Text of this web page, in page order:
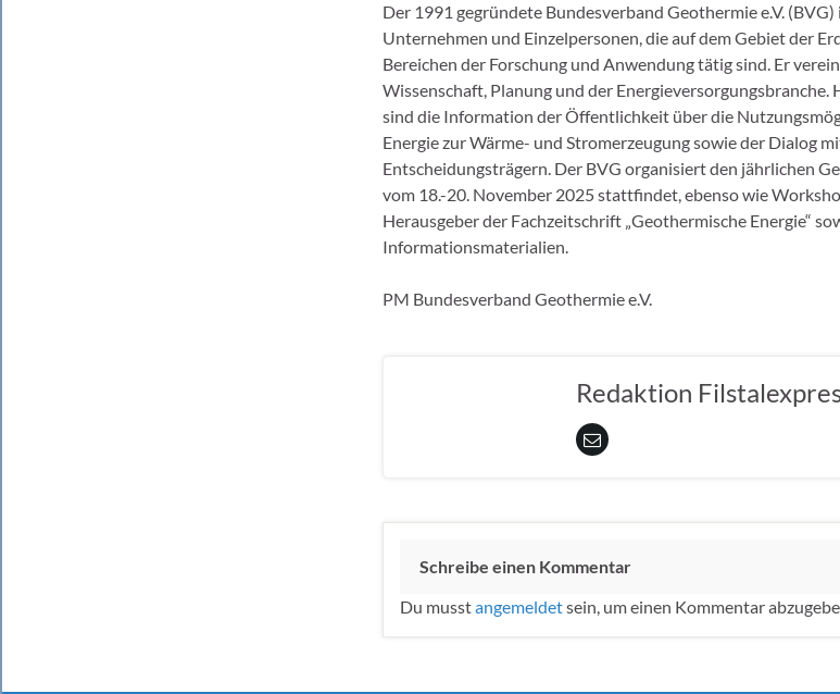
Der 1991 gegründete Bundesverband Geothermie e.V.
Unternehmen und Einzelpersonen, die auf dem Gebiet der
Bereichen der Forschung und Anwendung tätig sind. Er
Wissenschaft, Planung und der Energieversorgungsbranche.
sind die Information der Öffentlichkeit über die
Energie zur Wärme- und Stromerzeugung sowie der Dialog
Entscheidungsträgern. Der BVG organisiert den jährlichen
vom 18.-20. November 2025 stattfindet, ebenso wie
Herausgeber der Fachzeitschrift „Geothermische Energie“
Informationsmaterialien.
PM Bundesverband Geothermie e.V.
Redaktion
Schreibe einen Kommentar
Du musstangemeldetsein, um einen Kommentar